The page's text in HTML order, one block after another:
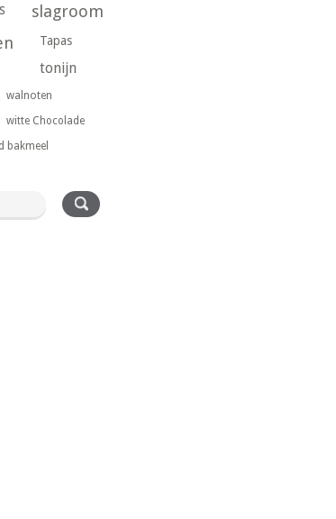
slagroom
Tapas
tonijn
walnoten
witte Chocolade
bakmeel